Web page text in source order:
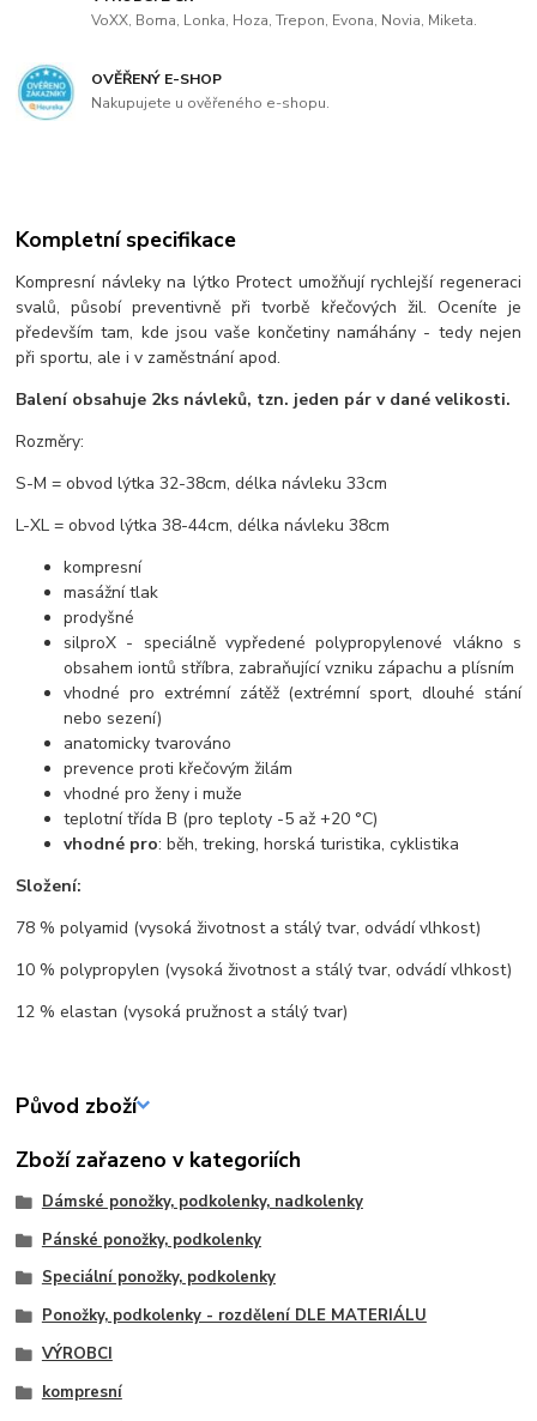
VoXX, Boma, Lonka, Hoza, Trepon, Evona, Novia, Miketa.
OVĚŘENÝ E-SHOP
Nakupujete u ověřeného e-shopu.
Kompletní specifikace
Kompresní návleky na lýtko Protect umožňují rychlejší regeneraci
svalů, působí preventivně při tvorbě křečových žil. Oceníte je
především tam, kde jsou vaše končetiny namáhány - tedy nejen
při sportu, ale i v zaměstnání apod.
Balení obsahuje 2ks návleků, tzn. jeden pár v dané velikosti.
Rozměry:
S-M = obvod lýtka 32-38cm, délka návleku 33cm
L-XL = obvod lýtka 38-44cm, délka návleku 38cm
kompresní
masážní tlak
prodyšné
silproX - speciálně vypředené polypropylenové vlákno s
obsahem iontů stříbra, zabraňující vzniku zápachu a plísním
vhodné pro extrémní zátěž (extrémní sport, dlouhé stání
nebo sezení)
anatomicky tvarováno
prevence proti křečovým žilám
vhodné pro ženy i muže
teplotní třída B (pro teploty -5 až +20 °C)
vhodné pro: běh, treking, horská turistika, cyklistika
Složení:
78 % polyamid (vysoká životnost a stálý tvar, odvádí vlhkost)
10 % polypropylen (vysoká životnost a stálý tvar, odvádí vlhkost)
12 % elastan (vysoká pružnost a stálý tvar)
Původ zboží
Zboží zařazeno v kategoriích
Dámské ponožky, podkolenky, nadkolenky
Pánské ponožky, podkolenky
Speciální ponožky, podkolenky
Ponožky, podkolenky - rozdělení DLE MATERIÁLU
VÝROBCI
kompresní